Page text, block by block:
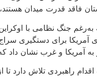
فاقد قدرت میدان
جنگ نظامی با
آمریکا برای دستگیری
به آمریکا و غرب نشان داد
راهبردی تلاش دارد تا